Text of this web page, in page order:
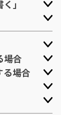
」
場合
る場合